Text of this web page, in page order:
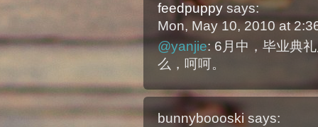
feedpuppy says:
Mon, May 10, 2010 at
@yanjie: 6月中，毕业典
么，呵呵。
bunnyboooski says: